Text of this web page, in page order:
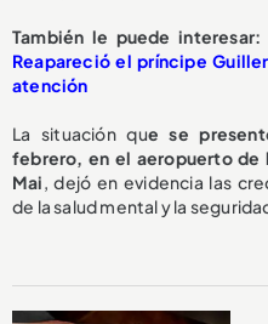
También le puede interesar:
Reapareció el príncipe
atención
La situación que se
febrero, en el aeropuerto de
Mai, dejó en evidencia las
de la salud mental y la